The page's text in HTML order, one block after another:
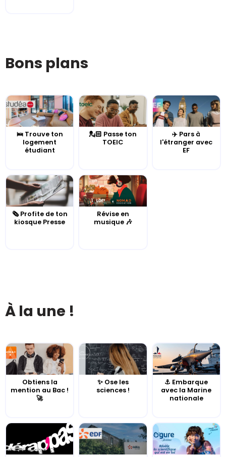
Bons plans
🛌 Trouve ton
logement
étudiant
💂🏻 Passe ton
TOEIC
✈️ Pars à
l'étranger avec
EF
🗞️ Profite de ton
kiosque Presse
Révise en
musique 🎶
À la une !
Obtiens la
mention au Bac !
🚀
✨ Ose les
sciences !
⚓️ Embarque
avec la Marine
nationale